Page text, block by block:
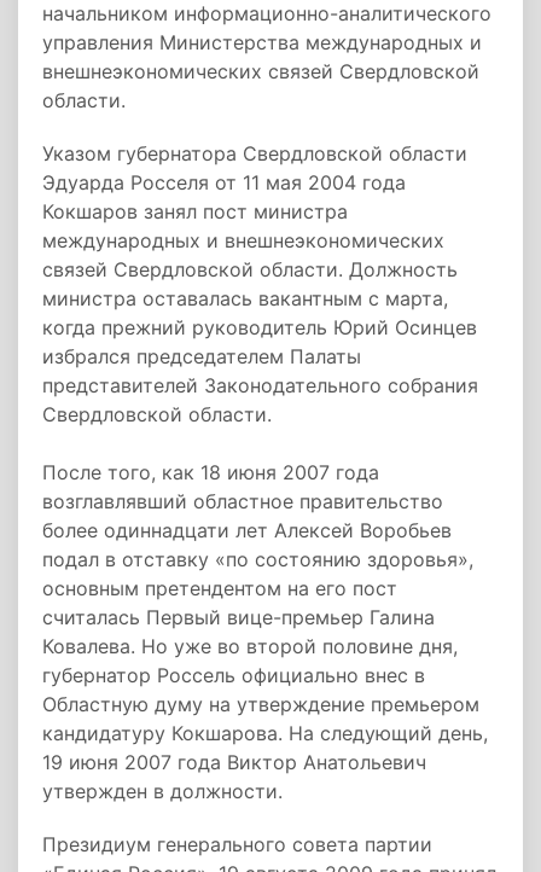
начальником информационно-аналитического
управления Министерства международных и
внешнеэкономических связей Свердловской
области.
Указом губернатора Свердловской области
Эдуарда Росселя от 11 мая 2004 года
Кокшаров занял пост министра
международных и внешнеэкономических
связей Свердловской области. Должность
министра оставалась вакантным с марта,
когда прежний руководитель Юрий Осинцев
избрался председателем Палаты
представителей Законодательного собрания
Свердловской области.
После того, как 18 июня 2007 года
возглавлявший областное правительство
более одиннадцати лет Алексей Воробьев
подал в отставку «по состоянию здоровья»,
основным претендентом на его пост
считалась Первый вице-премьер Галина
Ковалева. Но уже во второй половине дня,
губернатор Россель официально внес в
Областную думу на утверждение премьером
кандидатуру Кокшарова. На следующий день,
19 июня 2007 года Виктор Анатольевич
утвержден в должности.
Президиум генерального совета партии